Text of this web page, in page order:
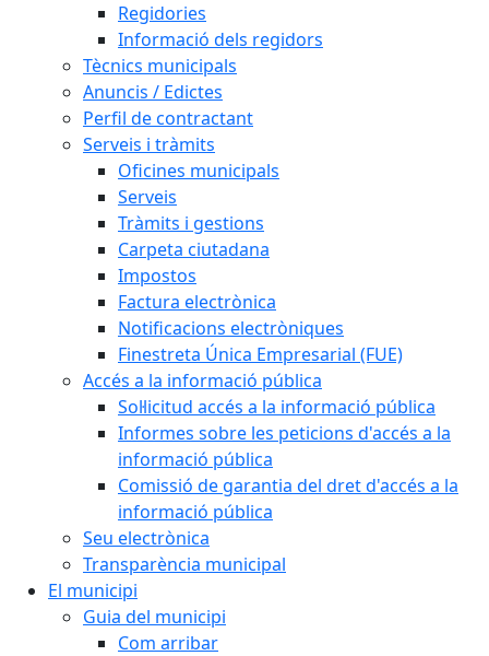
Regidories
Informació dels regidors
Tècnics municipals
Anuncis / Edictes
Perfil de contractant
Serveis i tràmits
Oficines municipals
Serveis
Tràmits i gestions
Carpeta ciutadana
Impostos
Factura electrònica
Notificacions electròniques
Finestreta Única Empresarial (FUE)
Accés a la informació pública
Sol·licitud accés a la informació pública
Informes sobre les peticions d'accés a la
informació pública
Comissió de garantia del dret d'accés a la
informació pública
Seu electrònica
Transparència municipal
El municipi
Guia del municipi
Com arribar